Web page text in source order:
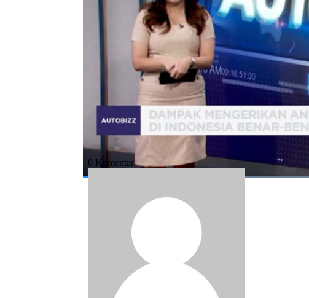
Selengkapnya dalam programAutobizzCNBC
#ojek online #tarif #indonesia